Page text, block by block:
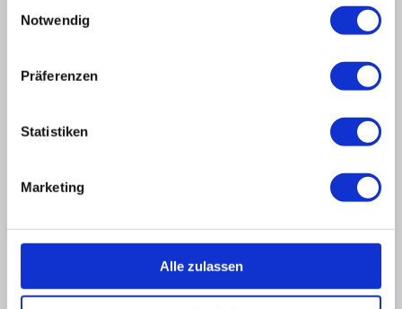
Notwendig
Präferenzen
Statistiken
Marketing
Alle zulassen
Zahlreiche Besucher haben bei bestem Tennis-Wetter die Spiele